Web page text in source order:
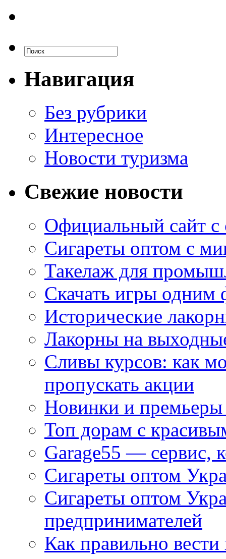
Навигация
Без рубрики
Интересное
Новости туризма
Свежие новости
Официальный сайт
Сигареты оптом с
Такелаж для
Скачать игры одним
Исторические
Лакорны на
Сливы курсов: как
пропускать акции
Новинки и
Топ дорам с
Garage55 — сервис,
Сигареты оптом
Сигареты оптом
предпринимателей
Как правильно